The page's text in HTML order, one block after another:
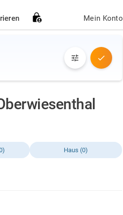
Mein Konto
Haus (0)